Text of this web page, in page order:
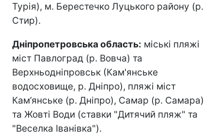
Турія), м. Берестечко Луцького району (р.
Стир).
Дніпропетровська область: міські пляжі
міст Павлоград (р. Вовча) та
Верхньодніпровськ (Кам'янське
водосховище, р. Дніпро), пляжі міст
Кам’янське (р. Дніпро), Самар (р. Самара)
та Жовті Води (ставки "Дитячий пляж" та
"Веселка Іванівка").